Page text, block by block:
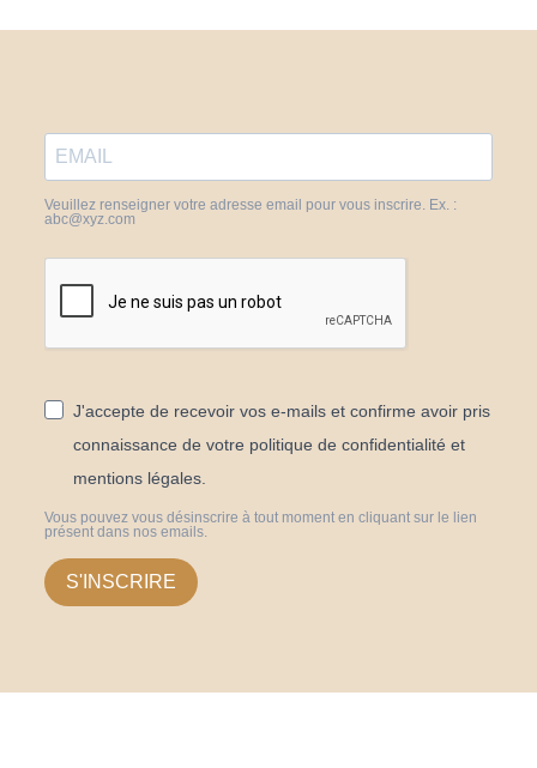
Veuillez renseigner votre adresse email pour vous inscrire. Ex. :
abc@xyz.com
J'accepte de recevoir vos e-mails et confirme avoir pris
connaissance de votre politique de confidentialité et
mentions légales.
Vous pouvez vous désinscrire à tout moment en cliquant sur le lien
présent dans nos emails.
S'INSCRIRE